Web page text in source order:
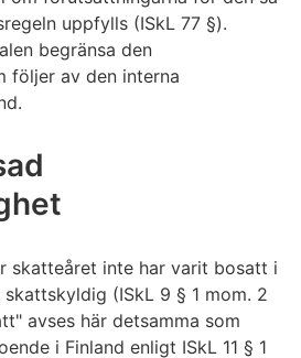
uppfylls (ISkL 77 §).
begränsa den
följer av den interna
skatteåret inte har varit bosatt i
(ISkL 9 § 1 mom. 2
avses här detsamma som
i Finland enligt ISkL 11 § 1